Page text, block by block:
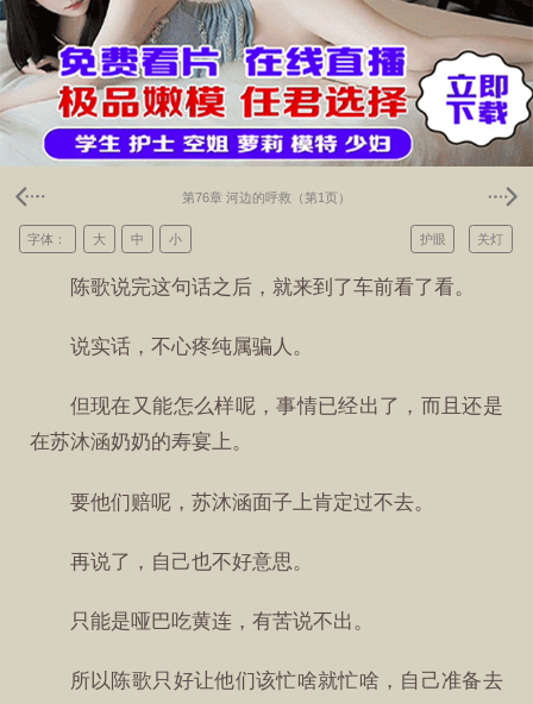
第76章 河边的呼救（第1页）
关灯
护眼
字体： 大 中 小
陈歌说完这句话之后，就来到了车前看了看。
说实话，不心疼纯属骗人。
但现在又能怎么样呢，事情已经出了，而且还是
在苏沐涵奶奶的寿宴上。
要他们赔呢，苏沐涵面子上肯定过不去。
再说了，自己也不好意思。
只能是哑巴吃黄连，有苦说不出。
所以陈歌只好让他们该忙啥就忙啥，自己准备去